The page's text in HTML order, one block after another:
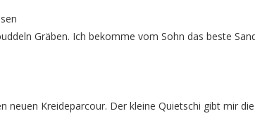
Gräben. Ich bekomme vom Sohn das beste
neuen Kreideparcour. Der kleine Quietschi gibt mir